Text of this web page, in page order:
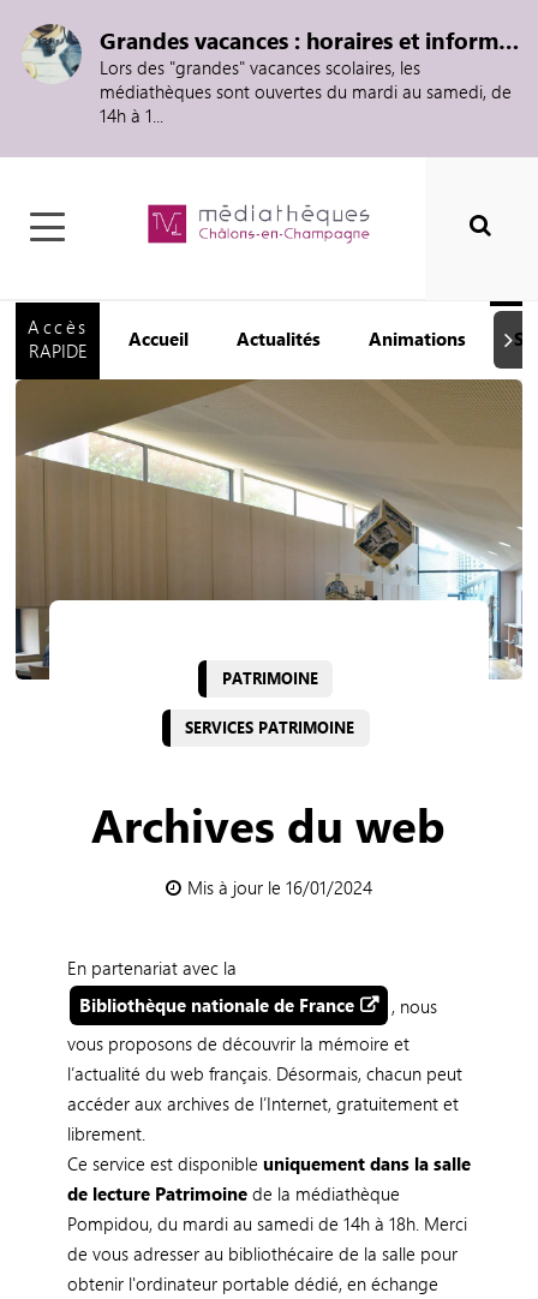
Grandes vacances : horaires et informations
Lors des "grandes" vacances scolaires, les
médiathèques sont ouvertes du mardi au samedi, de
14h à 1...
Accès
RAPIDE
Accueil Actualités Animations
PATRIMOINE
SERVICES PATRIMOINE
Archives du web
Mis à jour le 16/01/2024
En partenariat avec la
Bibliothèque nationale de France
, nous
vous proposons de découvrir la mémoire et
l’actualité du web français. Désormais, chacun peut
accéder aux archives de l’Internet, gratuitement et
librement.
Ce service est disponible uniquement dans la salle
de lecture Patrimoinede la médiathèque
Pompidou, du mardi au samedi de 14h à 18h. Merci
de vous adresser au bibliothécaire de la salle pour
obtenir l'ordinateur portable dédié, en échange